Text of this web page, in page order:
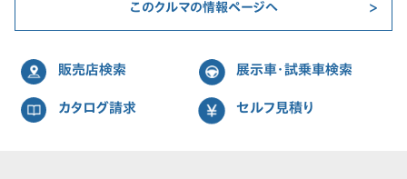
このクルマの情報ページへ
販売店検索 展示車・試乗車検索
カタログ請求 セルフ見積り